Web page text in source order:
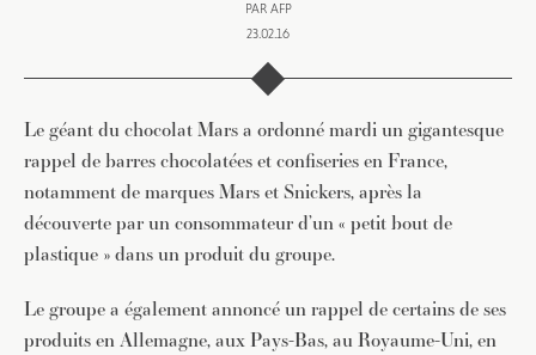
PAR AFP
23.02.16
Le géant du chocolat Mars a ordonné mardi un gigantesque
rappel de barres chocolatées et confiseries en France,
notamment de marques Mars et Snickers, après la
découverte par un consommateur d’un « petit bout de
plastique » dans un produit du groupe.
Le groupe a également annoncé un rappel de certains de ses
produits en Allemagne, aux Pays-Bas, au Royaume-Uni, en